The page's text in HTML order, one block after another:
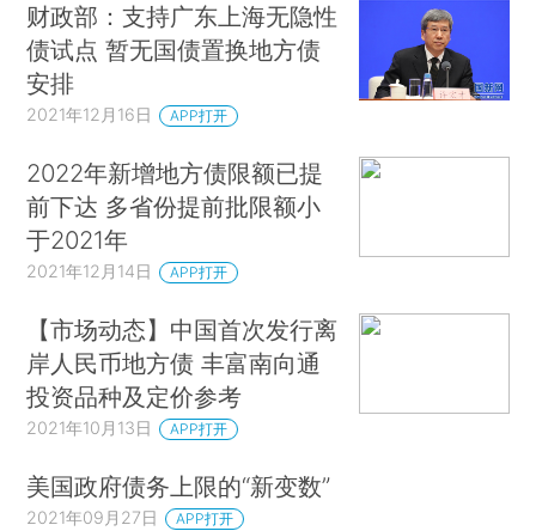
财政部：支持广东上海无隐性
债试点 暂无国债置换地方债
安排
2021年12月16日 APP打开
2022年新增地方债限额已提
前下达 多省份提前批限额小
于2021年
2021年12月14日 APP打开
【市场动态】中国首次发行离
岸人民币地方债 丰富南向通
投资品种及定价参考
2021年10月13日 APP打开
美国政府债务上限的“新变数”
2021年09月27日 APP打开